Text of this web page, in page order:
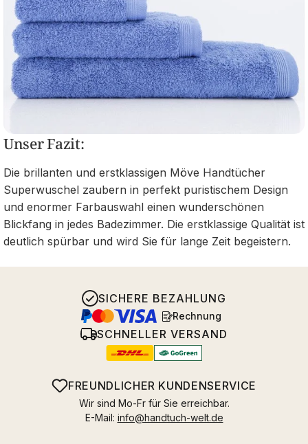
Unser Fazit:
Die brillanten und erstklassigen Möve Handtücher
Superwuschel zaubern in perfekt puristischem Design
und enormer Farbauswahl einen wunderschönen
Blickfang in jedes Badezimmer. Die erstklassige Qualität ist
deutlich spürbar und wird Sie für lange Zeit begeistern.
SICHERE BEZAHLUNG
Rechnung
SCHNELLER VERSAND
FREUNDLICHER KUNDENSERVICE
Wir sind Mo-Fr für Sie erreichbar.
E-Mail: info@handtuch-welt.de